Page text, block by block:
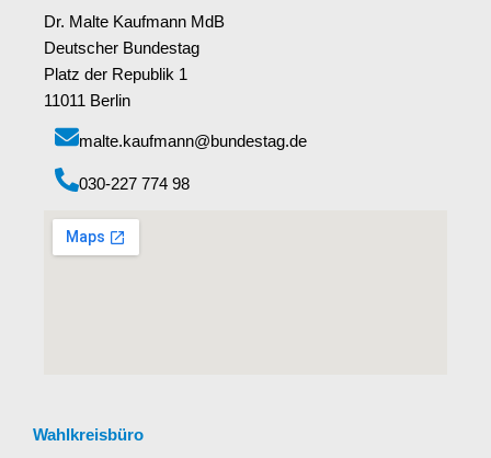
Dr. Malte Kaufmann MdB
Deutscher Bundestag
Platz der Republik 1
11011 Berlin
malte.kaufmann@bundestag.de
‭030-227 774 98‬
Wahlkreisbüro